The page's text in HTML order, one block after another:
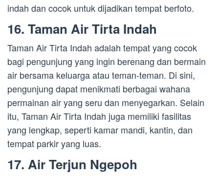
indah dan cocok untuk dijadikan tempat berfoto.
16. Taman Air Tirta Indah
Taman Air Tirta Indah adalah tempat yang cocok
bagi pengunjung yang ingin berenang dan bermain
air bersama keluarga atau teman-teman. Di sini,
pengunjung dapat menikmati berbagai wahana
permainan air yang seru dan menyegarkan. Selain
itu, Taman Air Tirta Indah juga memiliki fasilitas
yang lengkap, seperti kamar mandi, kantin, dan
tempat parkir yang luas.
17. Air Terjun Ngepoh